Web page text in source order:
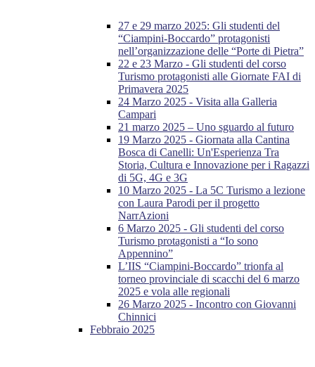
27 e 29 marzo 2025: Gli studenti del
“Ciampini-Boccardo” protagonisti
nell’organizzazione delle “Porte di Pietra”
22 e 23 Marzo - Gli studenti del corso
Turismo protagonisti alle Giornate FAI di
Primavera 2025
24 Marzo 2025 - Visita alla Galleria
Campari
21 marzo 2025 – Uno sguardo al futuro
19 Marzo 2025 - Giornata alla Cantina
Bosca di Canelli: Un'Esperienza Tra
Storia, Cultura e Innovazione per i Ragazzi
di 5G, 4G e 3G
10 Marzo 2025 - La 5C Turismo a lezione
con Laura Parodi per il progetto
NarrAzioni
6 Marzo 2025 - Gli studenti del corso
Turismo protagonisti a “Io sono
Appennino”
L’IIS “Ciampini-Boccardo” trionfa al
torneo provinciale di scacchi del 6 marzo
2025 e vola alle regionali
26 Marzo 2025 - Incontro con Giovanni
Chinnici
Febbraio 2025